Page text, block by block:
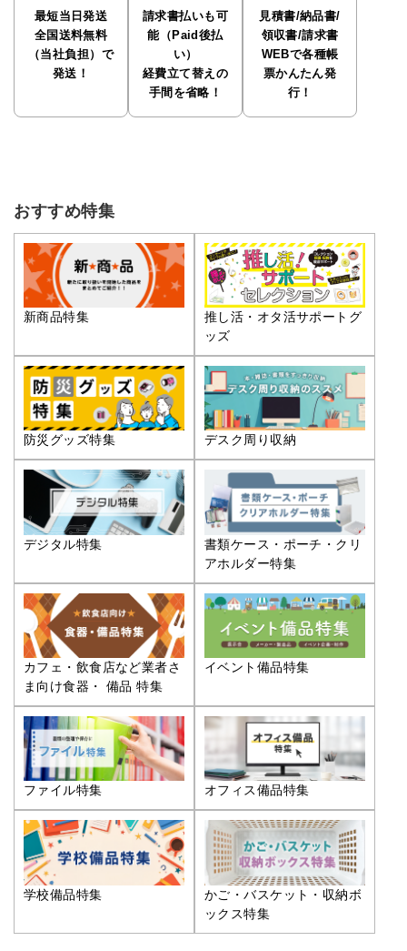
最短当日発送
全国送料無料
（当社負担）で
発送！
請求書払いも可
能（Paid後払
い）
経費立て替えの
手間を省略！
見積書/納品書/
領収書/請求書
WEBで各種帳
票かんたん発
行！
おすすめ特集
新商品特集
推し活・オタ活サポートグ
ッズ
防災グッズ特集 デスク周り収納
デジタル特集
書類ケース・ポーチ・クリ
アホルダー特集
カフェ・飲食店など業者さ
ま向け食器・ 備品 特集
イベント備品特集
ファイル特集 オフィス備品特集
学校備品特集
かご・バスケット・収納ボ
ックス特集